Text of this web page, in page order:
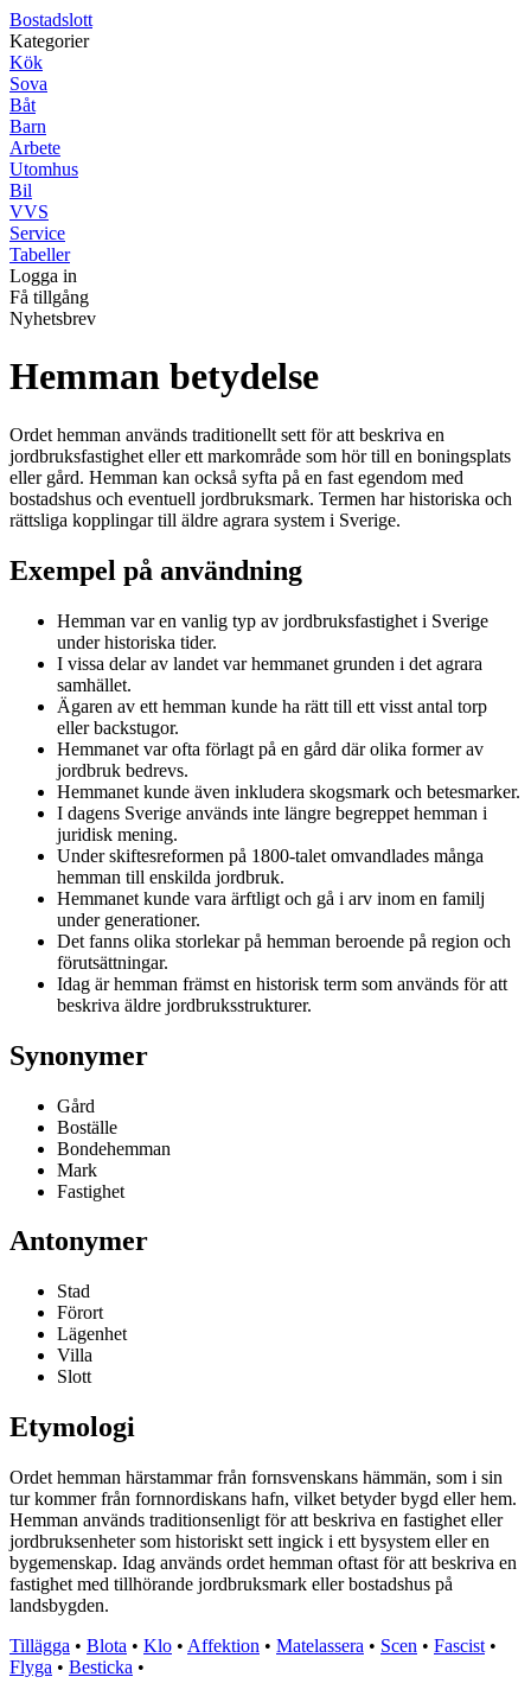
Bostadslott
Kategorier
Kök
Sova
Båt
Barn
Arbete
Utomhus
Bil
VVS
Service
Tabeller
Logga in
Få tillgång
Nyhetsbrev
Hemman betydelse
Ordet hemman används traditionellt sett för att beskriva en
jordbruksfastighet eller ett markområde som hör till en boningsplats
eller gård. Hemman kan också syfta på en fast egendom med
bostadshus och eventuell jordbruksmark. Termen har historiska och
rättsliga kopplingar till äldre agrara system i Sverige.
Exempel på användning
Hemman var en vanlig typ av jordbruksfastighet i Sverige
under historiska tider.
I vissa delar av landet var hemmanet grunden i det agrara
samhället.
Ägaren av ett hemman kunde ha rätt till ett visst antal torp
eller backstugor.
Hemmanet var ofta förlagt på en gård där olika former av
jordbruk bedrevs.
Hemmanet kunde även inkludera skogsmark och betesmarker.
I dagens Sverige används inte längre begreppet hemman i
juridisk mening.
Under skiftesreformen på 1800-talet omvandlades många
hemman till enskilda jordbruk.
Hemmanet kunde vara ärftligt och gå i arv inom en familj
under generationer.
Det fanns olika storlekar på hemman beroende på region och
förutsättningar.
Idag är hemman främst en historisk term som används för att
beskriva äldre jordbruksstrukturer.
Synonymer
Gård
Boställe
Bondehemman
Mark
Fastighet
Antonymer
Stad
Förort
Lägenhet
Villa
Slott
Etymologi
Ordet hemman härstammar från fornsvenskans hämmän, som i sin
tur kommer från fornnordiskans hafn, vilket betyder bygd eller hem.
Hemman används traditionsenligt för att beskriva en fastighet eller
jordbruksenheter som historiskt sett ingick i ett bysystem eller en
bygemenskap. Idag används ordet hemman oftast för att beskriva en
fastighet med tillhörande jordbruksmark eller bostadshus på
landsbygden.
Tillägga • Blota • Klo • Affektion • Matelassera • Scen • Fascist •
Flyga • Besticka •